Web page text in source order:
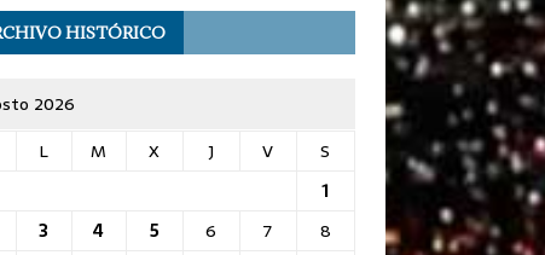
HISTÓRICO
2026
L M X J V
S
1
3 4 5 6 7
8